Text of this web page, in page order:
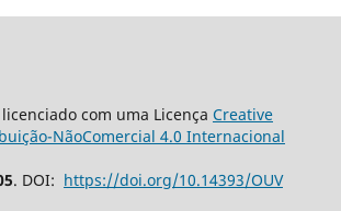
com uma Licença Creative
NãoComercial 4.0 Internacional
. DOI: https://doi.org/10.14393/OUV